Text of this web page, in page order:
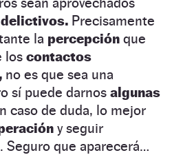
Precisamente
la percepción que
los contactos
no es que sea una
sí puede darnos algunas
caso de duda, lo mejor
y seguir
Seguro que aparecerá…